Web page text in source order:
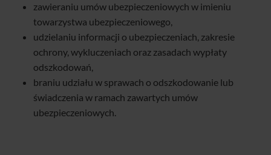
zawieraniu umów ubezpieczeniowych w imieniu
towarzystwa ubezpieczeniowego,
udzielaniu informacji o ubezpieczeniach, zakresie
ochrony, wykluczeniach oraz zasadach wypłaty
odszkodowań,
braniu udziału w sprawach o odszkodowanie lub
świadczenia w ramach zawartych umów
ubezpieczeniowych.